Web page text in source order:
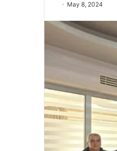
May 8, 2024